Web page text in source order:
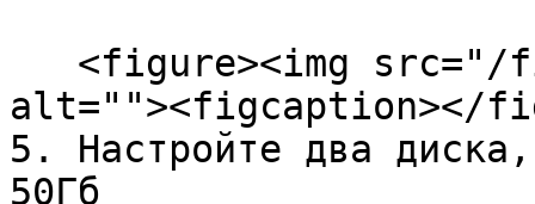
alt=""><figcaption></
5. Настройте два
50Гб